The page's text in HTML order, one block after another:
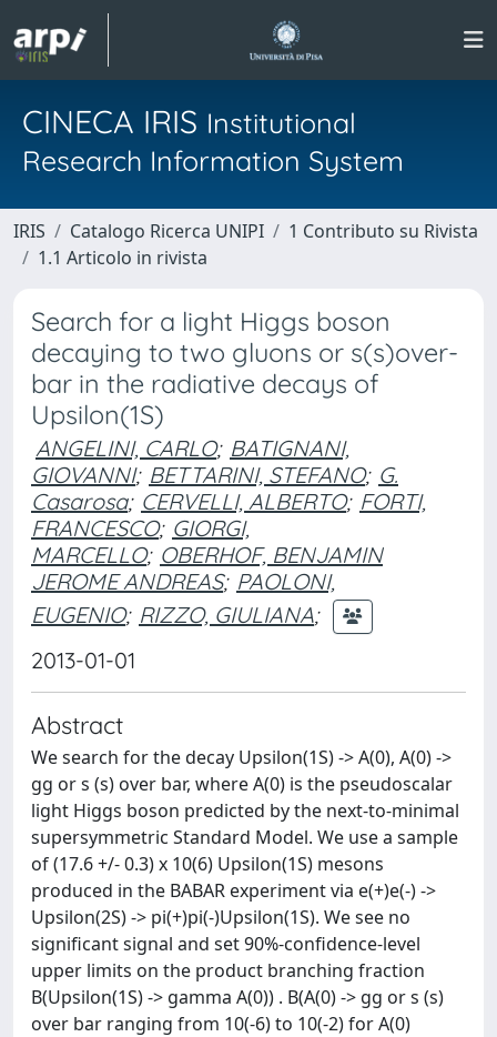
CINECA IRIS Institutional
Research Information System
IRIS Catalogo Ricerca UNIPI
1 Contributo su Rivista
1.1 Articolo in rivista
Search for a light Higgs boson
decaying to two gluons or s(s)over-
bar in the radiative decays of
Upsilon(1S)
ANGELINI, CARLO; BATIGNANI,
GIOVANNI; BETTARINI, STEFANO; G.
Casarosa; CERVELLI, ALBERTO; FORTI,
FRANCESCO; GIORGI,
MARCELLO; OBERHOF, BENJAMIN
JEROME ANDREAS; PAOLONI,
EUGENIO; RIZZO, GIULIANA;
2013-01-01
Abstract
We search for the decay Upsilon(1S) -> A(0), A(0) ->
gg or s (s) over bar, where A(0) is the pseudoscalar
light Higgs boson predicted by the next-to-minimal
supersymmetric Standard Model. We use a sample
of (17.6 +/- 0.3) x 10(6) Upsilon(1S) mesons
produced in the BABAR experiment via e(+)e(-) ->
Upsilon(2S) -> pi(+)pi(-)Upsilon(1S). We see no
significant signal and set 90%-confidence-level
upper limits on the product branching fraction
B(Upsilon(1S) -> gamma A(0)) . B(A(0) -> gg or s (s)
over bar ranging from 10(-6) to 10(-2) for A(0)